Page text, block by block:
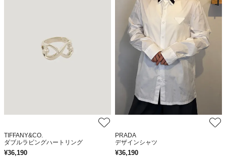
TIFFANY&CO.
ダブルラビングハートリング
¥36,190
PRADA
デザインシャツ
¥36,190